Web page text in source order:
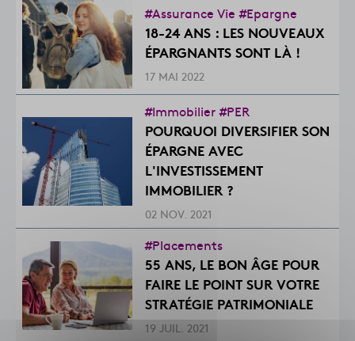
#Assurance Vie #Epargne
18-24 ANS : LES NOUVEAUX
ÉPARGNANTS SONT LÀ !
17 MAI 2022
#Immobilier #PER
POURQUOI DIVERSIFIER SON
ÉPARGNE AVEC
L'INVESTISSEMENT
IMMOBILIER ?
02 NOV. 2021
#Placements
55 ANS, LE BON ÂGE POUR
FAIRE LE POINT SUR VOTRE
STRATÉGIE PATRIMONIALE
19 JUIL. 2021